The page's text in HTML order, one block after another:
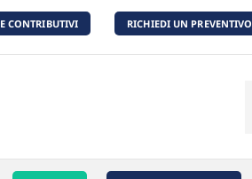
CONTRIBUTIVI RICHIEDI UN PREVENTIVO